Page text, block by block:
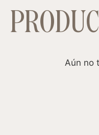
Aún no